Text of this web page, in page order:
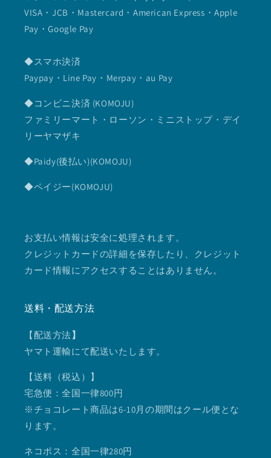
VISA・JCB・Mastercard・American Express・Apple
Pay・Google Pay
◆スマホ決済
Paypay・Line Pay・Merpay・au Pay
◆コンビニ決済 (KOMOJU)
ファミリーマート・ローソン・ミニストップ・デイ
リーヤマザキ
◆Paidy(後払い)(KOMOJU)
◆ペイジー(KOMOJU)
お支払い情報は安全に処理されます。
クレジットカードの詳細を保存したり、クレジット
カード情報にアクセスすることはありません。
送料・配送方法
【配送方法】
ヤマト運輸にて配送いたします。
【送料（税込）】
宅急便：全国一律800円
※チョコレート商品は6-10月の期間はクール便とな
ります。
ネコポス：全国一律280円